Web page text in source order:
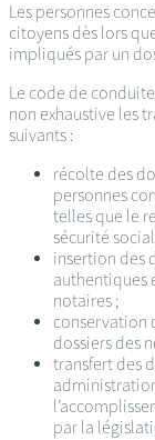
Les personnes
citoyens dès lors
impliqués par un
Le code de
non exhaustive les
suivants :
récolte des
personnes
telles que le
sécurité
insertion des
authentiques
notaires ;
conservation
dossiers des
transfert des
par la